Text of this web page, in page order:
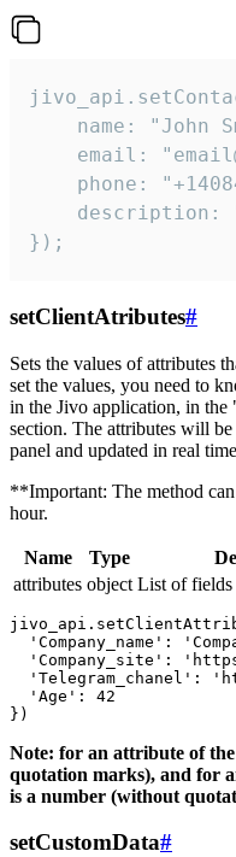
name: "John
email:
phone:
description:
});
setClientAtributes#
Sets the values ​​of attributes
set the values, you need to
in the Jivo application, in
section. The attributes will
panel and updated in real
**Important: The method
hour.
Name Type
attributes object List of
'Company_name':
'Company_site':
'Telegram_chanel':
  'Age': 42
Note: for an attribute of
quotation marks), and for
is a number (without
setCustomData#